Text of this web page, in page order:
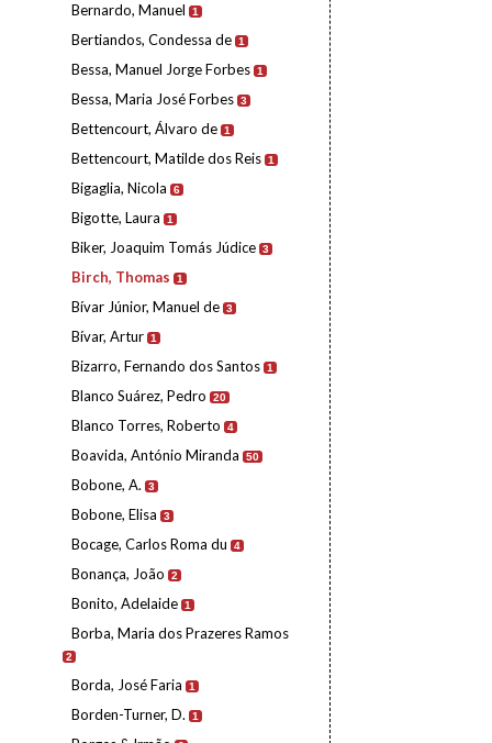
Bernardo, Manuel 1
Bertiandos, Condessa de 1
Bessa, Manuel Jorge Forbes 1
Bessa, Maria José Forbes 3
Bettencourt, Álvaro de 1
Bettencourt, Matilde dos Reis 1
Bigaglia, Nicola 6
Bigotte, Laura 1
Biker, Joaquim Tomás Júdice 3
Birch, Thomas 1
Bívar Júnior, Manuel de 3
Bívar, Artur 1
Bizarro, Fernando dos Santos 1
Blanco Suárez, Pedro 20
Blanco Torres, Roberto 4
Boavida, António Miranda 50
Bobone, A. 3
Bobone, Elisa 3
Bocage, Carlos Roma du 4
Bonança, João 2
Bonito, Adelaide 1
Borba, Maria dos Prazeres Ramos
2
Borda, José Faria 1
Borden-Turner, D. 1